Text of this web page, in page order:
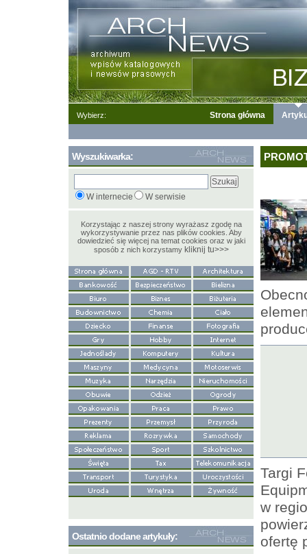
Wybierz: Strona główna
Targi
w
ofertę
Wyszukiwarka:
W internecie W serwisie
Korzystając z naszej strony wyrażasz zgodę na
wykorzystywanie przez nas plików cookies. Aby
dowiedzieć się więcej na temat cookies oraz w jaki
sposób z nich korzystamy kliknij tu>>>
Ostatnio dodane artykuły: